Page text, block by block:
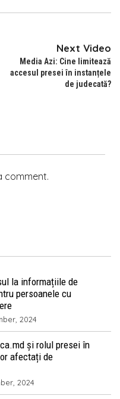
Next Video
Media Azi: Cine limitează
accesul presei în instanțele
de judecată?
comment.
la informațiile de
persoanele cu
2024
și rolul presei în
afectați de
2024